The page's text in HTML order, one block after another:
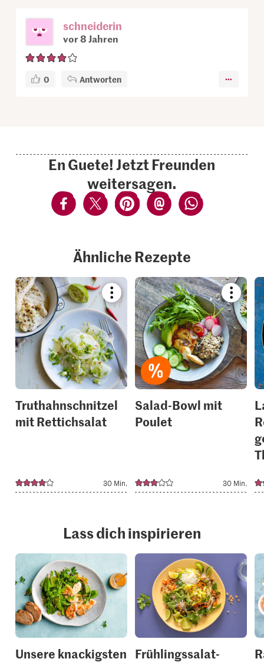
schneiderin
vor 8 Jahren
0 Antworten
En Guete! Jetzt Freunden
weitersagen.
Ähnliche Rezepte
Bookmark
recipe
or
add
it
to
your
collections.
Truthahnschnitzel
mit Rettichsalat
30 Min.
recipe
or
add
it
to
your
Salad-Bowl mit
Poulet
30 Min.
Lass dich inspirieren
Unsere knackigsten Frühlingssalat-